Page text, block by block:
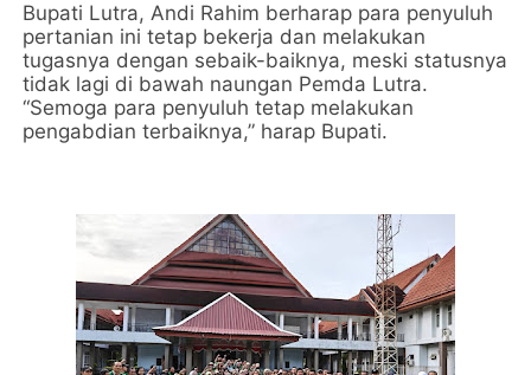
Bupati Lutra, Andi Rahim berharap para penyuluh
pertanian ini tetap bekerja dan melakukan
tugasnya dengan sebaik-baiknya, meski statusnya
tidak lagi di bawah naungan Pemda Lutra.
“Semoga para penyuluh tetap melakukan
pengabdian terbaiknya,” harap Bupati.